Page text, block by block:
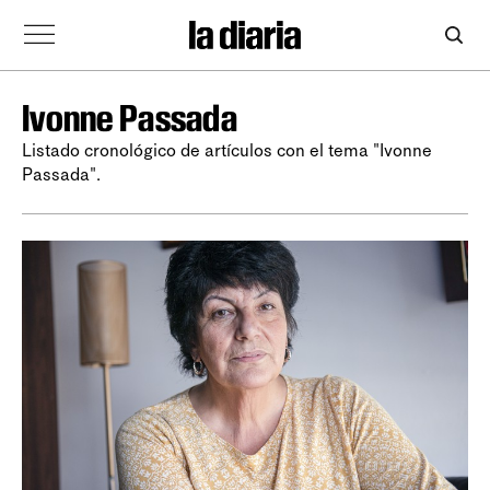
Ivonne Passada
Listado cronológico de artículos con el tema "Ivonne
Passada".